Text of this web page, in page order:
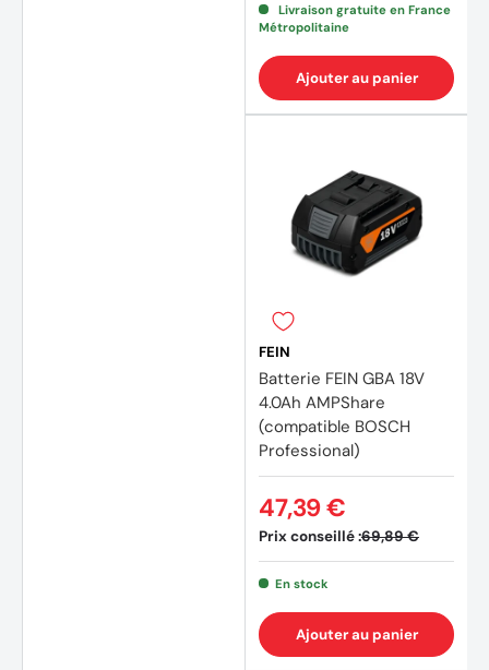
(3
(1
Livraison gratuite en France
Métropolitaine
Ajouter au panier
FEIN
Batterie FEIN GBA 18V
4.0Ah AMPShare
(compatible BOSCH
Professional)
Prix conseillé :69,89 €
47,39 €
En stock
Ajouter au panier